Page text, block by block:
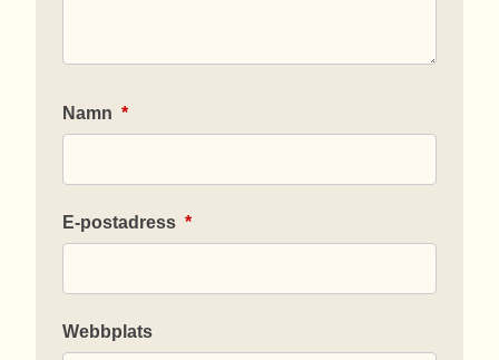
Namn *
E-postadress *
Webbplats